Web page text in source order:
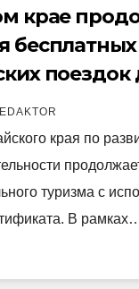
крае
бесплатных
поездок
края по
туризма с
В